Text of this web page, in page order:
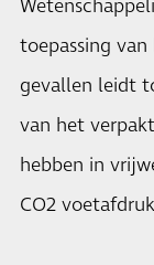
toepassing
gevallen leidt
van het
hebben in
CO2